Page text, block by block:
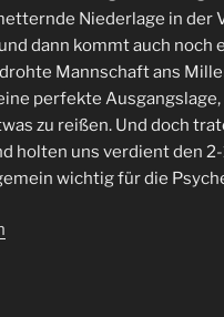
Niederlage in der
dann kommt auch noch
Mannschaft ans
perfekte Ausgangslage,
zu reißen. Und doch
holten uns verdient den
wichtig für die